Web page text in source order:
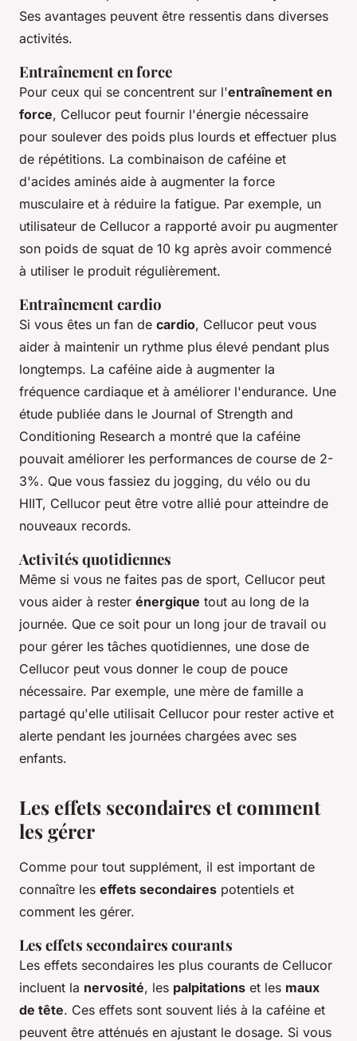
Ses avantages peuvent être ressentis dans diverses
activités.
Entraînement en force
Pour ceux qui se concentrent sur l'entraînement en
force, Cellucor peut fournir l'énergie nécessaire
pour soulever des poids plus lourds et effectuer plus
de répétitions. La combinaison de caféine et
d'acides aminés aide à augmenter la force
musculaire et à réduire la fatigue. Par exemple, un
utilisateur de Cellucor a rapporté avoir pu augmenter
son poids de squat de 10 kg après avoir commencé
à utiliser le produit régulièrement.
Entraînement cardio
Si vous êtes un fan de cardio, Cellucor peut vous
aider à maintenir un rythme plus élevé pendant plus
longtemps. La caféine aide à augmenter la
fréquence cardiaque et à améliorer l'endurance. Une
étude publiée dans le Journal of Strength and
Conditioning Research a montré que la caféine
pouvait améliorer les performances de course de 2-
3%. Que vous fassiez du jogging, du vélo ou du
HIIT, Cellucor peut être votre allié pour atteindre de
nouveaux records.
Activités quotidiennes
Même si vous ne faites pas de sport, Cellucor peut
vous aider à rester énergique tout au long de la
journée. Que ce soit pour un long jour de travail ou
pour gérer les tâches quotidiennes, une dose de
Cellucor peut vous donner le coup de pouce
nécessaire. Par exemple, une mère de famille a
partagé qu'elle utilisait Cellucor pour rester active et
alerte pendant les journées chargées avec ses
enfants.
Les effets secondaires et comment
les gérer
Comme pour tout supplément, il est important de
connaître les effets secondaires potentiels et
comment les gérer.
Les effets secondaires courants
Les effets secondaires les plus courants de Cellucor
incluent la nervosité, les palpitations et les maux
de tête. Ces effets sont souvent liés à la caféine et
peuvent être atténués en ajustant le dosage. Si vous